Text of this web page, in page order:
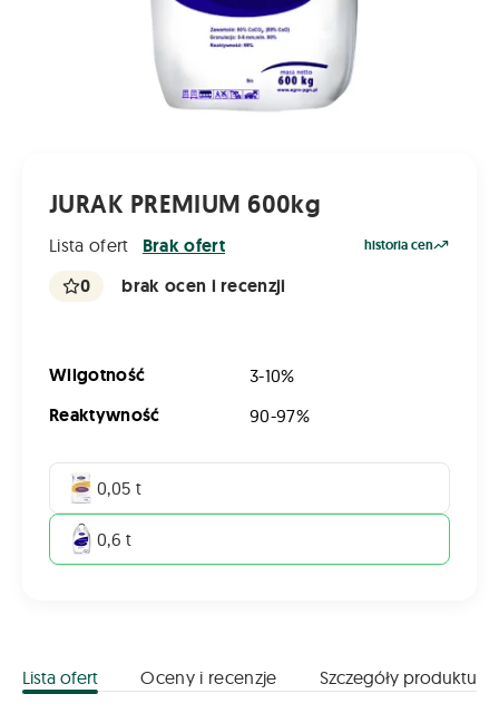
JURAK PREMIUM 600kg
Lista ofert Brak ofert historia cen
0 brak ocen i recenzji
Wilgotność 3-10%
Reaktywność 90-97%
0,05 t
0,6 t
Lista ofert Oceny i recenzje Szczegóły produktu